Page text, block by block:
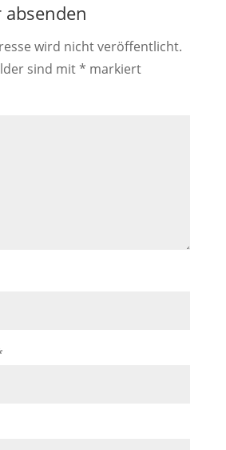
wird nicht veröffentlicht.
sind mit* markiert